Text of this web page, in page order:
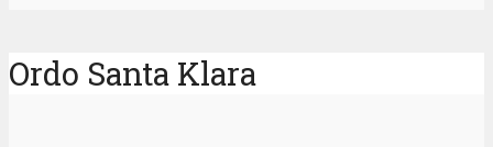
Ordo Santa Klara